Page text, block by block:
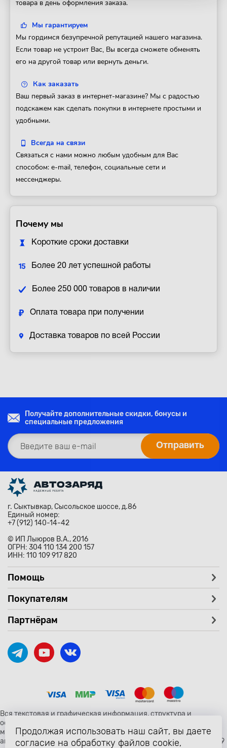
товара в день оформления заказа.
Мы гарантируем
Мы гордимся безупречной репутацией нашего магазина.
Если товар не устроит Вас, Вы всегда сможете обменять
его на другой товар или вернуть деньги.
Как заказать
Ваш первый заказ в интернет-магазине? Мы с радостью
подскажем как сделать покупки в интернете простыми и
удобными.
Всегда на связи
Связаться с нами можно любым удобным для Вас
способом: e-mail, телефон, социальные сети и
мессенджеры.
Почему мы
Короткие сроки доставки
Более 20 лет успешной работы
Более 250 000 товаров в наличии
Оплата товара при получении
Доставка товаров по всей России
Получайте дополнительные скидки, бонусы и
специальные предложения
г. Сыктывкар, Сысольское шоссе, д.86
Единый номер:
+7 (912) 140-14-42
© ИП Лыюров В.А., 2016
ОГРН: 304 110 134 200 157
ИНН: 110 109 917 820
Помощь
Покупателям
Партнёрам
Вся текстовая и графическая информация, структура и
оформление страницы avtozaryad.ru защищены российскими и
международными законами и соглашениями об охране
авторских прав и интеллектуальной собственности (статьи 1259
Продолжая использовать наш сайт, вы даете
согласие на обработку файлов cookie,